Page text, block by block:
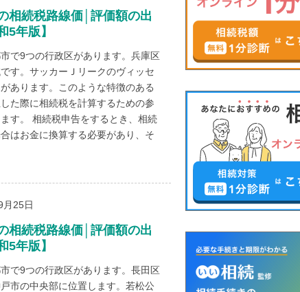
相続税路線価│評価額の出
5年版】
で9つの行政区があります。兵庫区
す。サッカーＪリークのヴィッセ
あります。このような特徴のある
た際に相続税を計算するための参
す。 相続税申告をするとき、相続
はお金に換算する必要があり、そ
月25日
相続税路線価│評価額の出
5年版】
で9つの行政区があります。長田区
市の中央部に位置します。若松公